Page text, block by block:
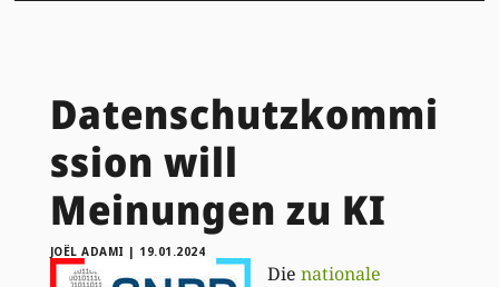
Datenschutzkommi
ssion will
Meinungen zu KI
JOËL ADAMI | 19.01.2024
Die nationale